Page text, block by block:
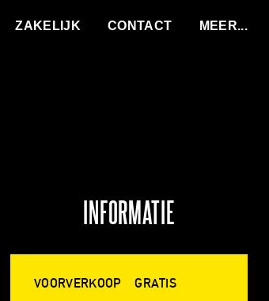
ZAKELIJK CONTACT
INFORMATIE
VOORVERKOOP GRATIS